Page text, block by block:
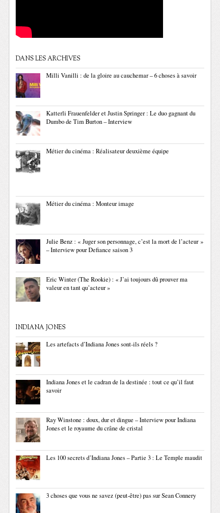
DANS LES ARCHIVES
Milli Vanilli : de la gloire au cauchemar – 6 choses à savoir
Katterli Frauenfelder et Justin Springer : Le duo gagnant du
Dumbo de Tim Burton – Interview
Métier du cinéma : Réalisateur deuxième équipe
Métier du cinéma : Monteur image
Julie Benz : « Juger son personnage, c’est la mort de l’acteur »
– Interview pour Defiance saison 3
Eric Winter (The Rookie) : « J’ai toujours dû prouver ma
valeur en tant qu’acteur »
INDIANA JONES
Les artefacts d’Indiana Jones sont-ils réels ?
Indiana Jones et le cadran de la destinée : tout ce qu’il faut
savoir
Ray Winstone : doux, dur et dingue – Interview pour Indiana
Jones et le royaume du crâne de cristal
Les 100 secrets d’Indiana Jones – Partie 3 : Le Temple maudit
3 choses que vous ne savez (peut-être) pas sur Sean Connery